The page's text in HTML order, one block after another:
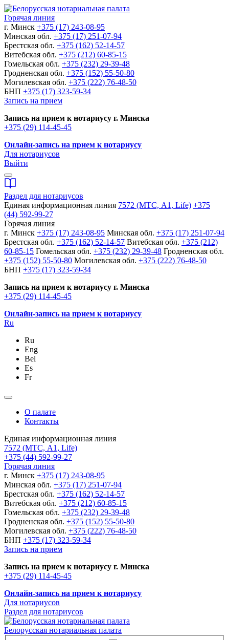
Горячая линия
г. Минск +375 (17) 243-08-95
Минская обл. +375 (17) 251-07-94
Брестская обл. +375 (162) 52-14-57
Витебская обл. +375 (212) 60-85-15
Гомельская обл. +375 (232) 29-39-48
Гродненская обл. +375 (152) 55-50-80
Могилевская обл. +375 (222) 76-48-50
БНП +375 (17) 323-59-34
Запись на прием
Запись на прием к нотариусу г. Минска
+375 (29) 114-45-45
Онлайн-запись на прием к нотариусу
Для нотариусов
Выйти
Раздел для нотариусов
Единая информационная линия 7572 (МТС, A1, Life) +375
(44) 592-99-27
Горячая линия
г. Минск +375 (17) 243-08-95 Минская обл. +375 (17) 251-07-94
Брестская обл. +375 (162) 52-14-57 Витебская обл. +375 (212)
60-85-15 Гомельская обл. +375 (232) 29-39-48 Гродненская обл.
+375 (152) 55-50-80 Могилевская обл. +375 (222) 76-48-50
БНП +375 (17) 323-59-34
Запись на прием к нотариусу г. Минска
+375 (29) 114-45-45
Онлайн-запись на прием к нотариусу
Ru
Ru
Eng
Bel
Es
Fr
О палате
Контакты
Единая информационная линия
7572 (МТС, A1, Life)
+375 (44) 592-99-27
Горячая линия
г. Минск +375 (17) 243-08-95
Минская обл. +375 (17) 251-07-94
Брестская обл. +375 (162) 52-14-57
Витебская обл. +375 (212) 60-85-15
Гомельская обл. +375 (232) 29-39-48
Гродненская обл. +375 (152) 55-50-80
Могилевская обл. +375 (222) 76-48-50
БНП +375 (17) 323-59-34
Запись на прием
Запись на прием к нотариусу г. Минска
+375 (29) 114-45-45
Онлайн-запись на прием к нотариусу
Для нотариусов
Раздел для нотариусов
Белорусская нотариальная палата